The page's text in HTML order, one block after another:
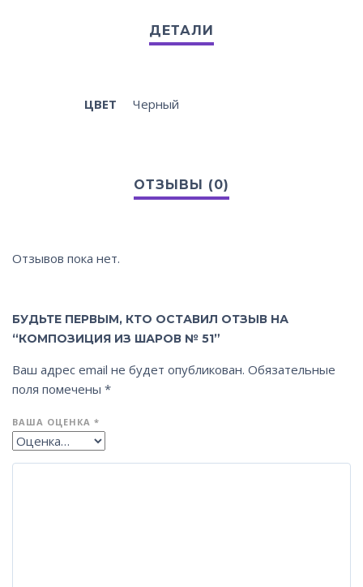
ЦВЕТ Черный
Отзывов пока нет.
БУДЬТЕ ПЕРВЫМ, КТО ОСТАВИЛ ОТЗЫВ НА
“КОМПОЗИЦИЯ ИЗ ШАРОВ № 51”
Ваш адрес email не будет опубликован. Обязательные
поля помечены *
ВАША ОЦЕНКА *